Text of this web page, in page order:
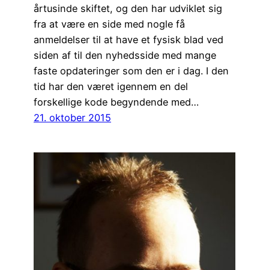
årtusinde skiftet, og den har udviklet sig
fra at være en side med nogle få
anmeldelser til at have et fysisk blad ved
siden af til den nyhedsside med mange
faste opdateringer som den er i dag. I den
tid har den været igennem en del
forskellige kode begyndende med…
21. oktober 2015